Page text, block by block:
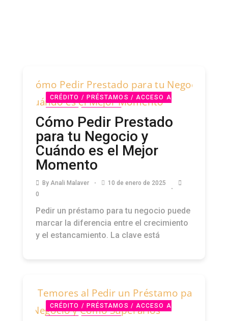
CRÉDITO / PRÉSTAMOS / ACCESO A
Cómo Pedir Prestado
para tu Negocio y
Cuándo es el Mejor
Momento
By Anali Malaver
10 de enero de 2025
0
Pedir un préstamo para tu negocio puede
marcar la diferencia entre el crecimiento
y el estancamiento. La clave está
CRÉDITO / PRÉSTAMOS / ACCESO A